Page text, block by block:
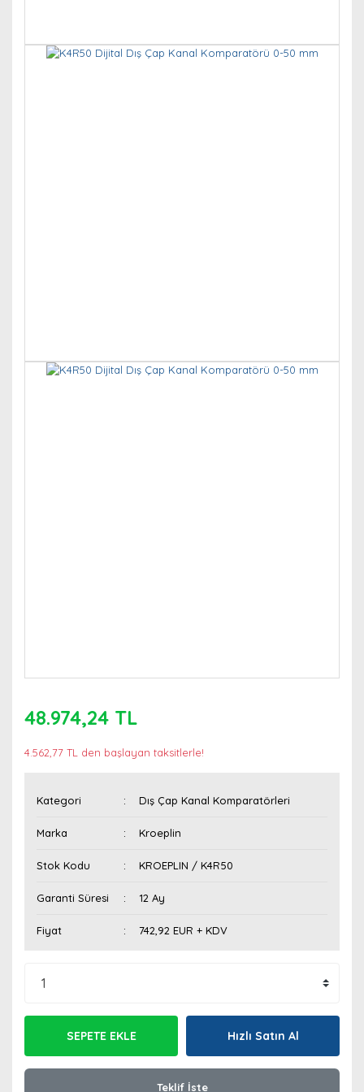
48.974,24 TL
4.562,77 TL den başlayan taksitlerle!
Kategori Dış Çap Kanal Komparatörleri
Marka Kroeplin
Stok Kodu KROEPLIN / K4R50
Garanti Süresi 12 Ay
Fiyat 742,92 EUR + KDV
SEPETE EKLE Hızlı Satın Al
Teklif İste